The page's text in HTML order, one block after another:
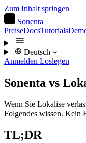
Zum Inhalt springen
Sonenta
PreiseDocsTutorials
Deutsch
Anmelden Loslegen
Sonenta vs
Wenn Sie Lokalise
Folgendes wissen. Kein
TL;DR